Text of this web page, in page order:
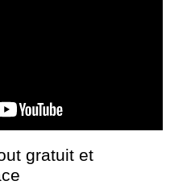
gratuit et